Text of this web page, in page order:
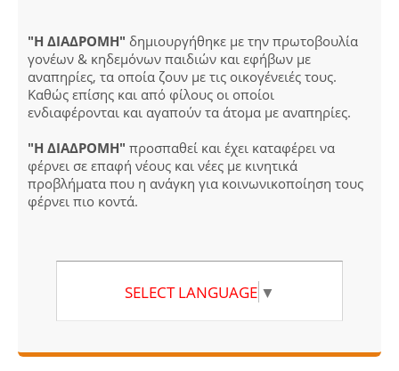
"Η ΔΙΑΔΡΟΜΗ" δημιουργήθηκε με την πρωτοβουλία
γονέων & κηδεμόνων παιδιών και εφήβων με
αναπηρίες, τα οποία ζουν με τις οικογένειές τους.
Καθώς επίσης και από φίλους οι οποίοι
ενδιαφέρονται και αγαπούν τα άτομα με αναπηρίες.
"Η ΔΙΑΔΡΟΜΗ" προσπαθεί και έχει καταφέρει να
φέρνει σε επαφή νέους και νέες με κινητικά
προβλήματα που η ανάγκη για κοινωνικοποίηση τους
φέρνει πιο κοντά.
SELECT LANGUAGE ▼